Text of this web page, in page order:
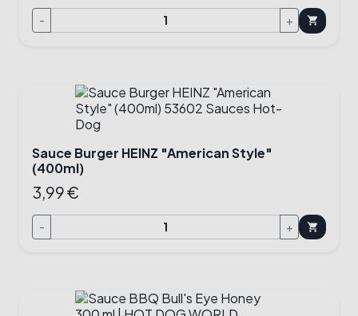
- + shopping_cart
Sauce Burger HEINZ "American Style"
(400ml)
3,99 €
- + shopping_cart